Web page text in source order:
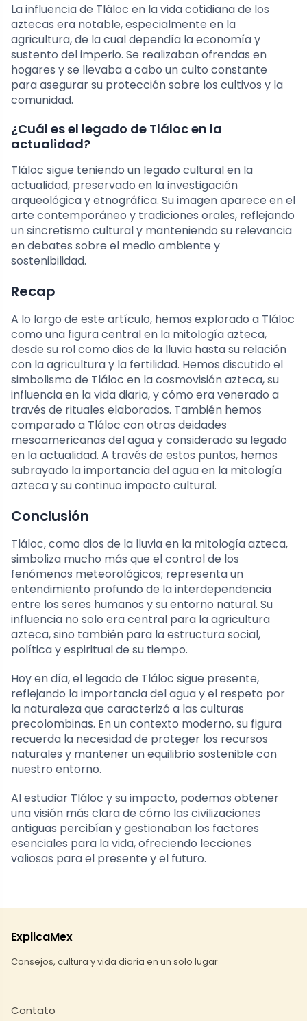
La influencia de Tláloc en la vida cotidiana de los
aztecas era notable, especialmente en la
agricultura, de la cual dependía la economía y
sustento del imperio. Se realizaban ofrendas en
hogares y se llevaba a cabo un culto constante
para asegurar su protección sobre los cultivos y la
comunidad.
¿Cuál es el legado de Tláloc en la
actualidad?
Tláloc sigue teniendo un legado cultural en la
actualidad, preservado en la investigación
arqueológica y etnográfica. Su imagen aparece en el
arte contemporáneo y tradiciones orales, reflejando
un sincretismo cultural y manteniendo su relevancia
en debates sobre el medio ambiente y
sostenibilidad.
Recap
A lo largo de este artículo, hemos explorado a Tláloc
como una figura central en la mitología azteca,
desde su rol como dios de la lluvia hasta su relación
con la agricultura y la fertilidad. Hemos discutido el
simbolismo de Tláloc en la cosmovisión azteca, su
influencia en la vida diaria, y cómo era venerado a
través de rituales elaborados. También hemos
comparado a Tláloc con otras deidades
mesoamericanas del agua y considerado su legado
en la actualidad. A través de estos puntos, hemos
subrayado la importancia del agua en la mitología
azteca y su continuo impacto cultural.
Conclusión
Tláloc, como dios de la lluvia en la mitología azteca,
simboliza mucho más que el control de los
fenómenos meteorológicos; representa un
entendimiento profundo de la interdependencia
entre los seres humanos y su entorno natural. Su
influencia no solo era central para la agricultura
azteca, sino también para la estructura social,
política y espiritual de su tiempo.
Hoy en día, el legado de Tláloc sigue presente,
reflejando la importancia del agua y el respeto por
la naturaleza que caracterizó a las culturas
precolombinas. En un contexto moderno, su figura
recuerda la necesidad de proteger los recursos
naturales y mantener un equilibrio sostenible con
nuestro entorno.
Al estudiar Tláloc y su impacto, podemos obtener
una visión más clara de cómo las civilizaciones
antiguas percibían y gestionaban los factores
esenciales para la vida, ofreciendo lecciones
valiosas para el presente y el futuro.
ExplicaMex
Consejos, cultura y vida diaria en un solo lugar
Contato